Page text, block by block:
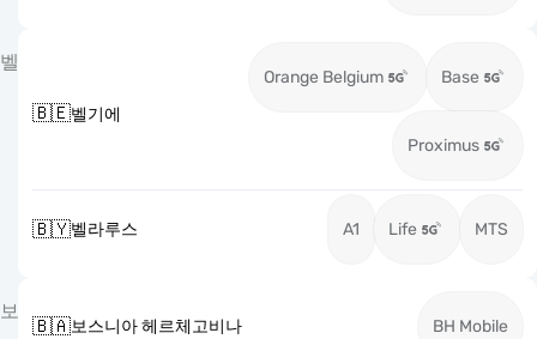
벨
🇧🇪벨기에
Orange Belgium Base
Proximus
🇧🇾벨라루스 A1 Life MTS
보
🇧🇦보스니아 헤르체고비나 BH Mobile